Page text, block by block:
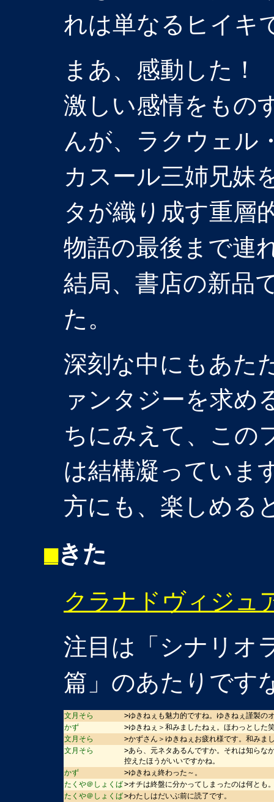
れは単なるヒイキ
まあ、感動した
激しい感情をもの
んが、ラクウェル
カスール三姉兄妹
タが織り成す重層
物語の最後まで連
結局、書店の新品
た。
深刻な中にもあた
ァンタジーを求め
ちにみえて、この
は結構凝っていま
方にも、楽しめる
■きた
クラナドヴィジュ
注目は「シナリオ
篇」のあたりです
文月そら
>ゆきねぇも魅力的ですね。ゆきねぇ謹製の
かず
>ゆきねぇ＞和みましたねぇ。ほわっとした
文月そら
>かずさん＞ゆきねぇお疲れ様です。和みま
文月そら
>あら、元ネタあるんですか。それは知らな
控えたほうがいいですかね。
かず
>ゆきねぇ終わった～。
たくや＠しょくば>オチは終盤に分かってしまったのは何とも
たくや＠しょくば>わたしはだいぶ前に読了です。